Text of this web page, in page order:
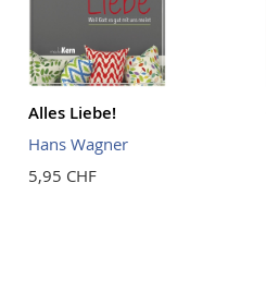
Alles Liebe!
Hans Wagner
5,95 CHF